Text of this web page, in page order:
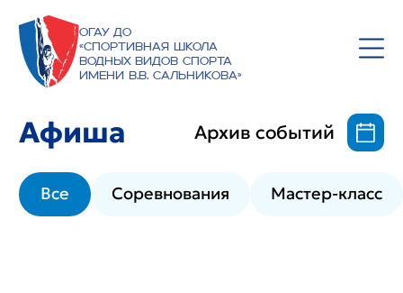
ОГАУ ДО
«Спортивная школа
водных видов спорта
имени В.В. Сальникова»
Афиша Архив событий
Все Соревнования Мастер-класс